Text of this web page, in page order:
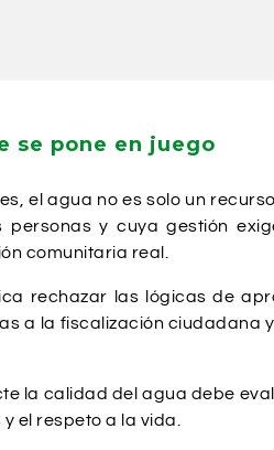
se pone en juego
el agua no es solo un
y cuya gestión
comunitaria real.
rechazar las lógicas de
a la fiscalización
la calidad del agua debe
el respeto a la vida.